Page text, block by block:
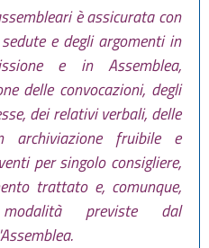
è assicurata con
e degli argomenti in
e in Assemblea,
delle convocazioni, degli
dei relativi verbali, delle
archiviazione fruibile e
per singolo consigliere,
trattato e, comunque,
previste dal